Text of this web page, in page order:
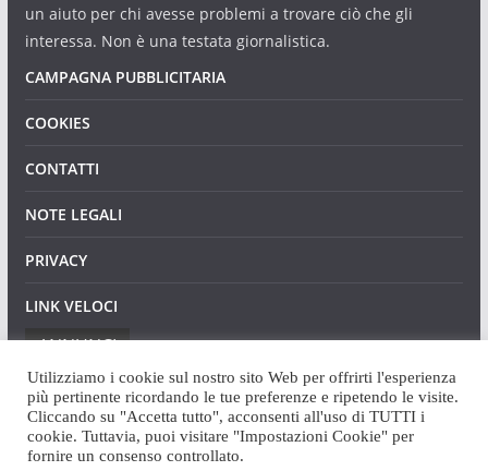
un aiuto per chi avesse problemi a trovare ciò che gli
interessa. Non è una testata giornalistica.
CAMPAGNA PUBBLICITARIA
COOKIES
CONTATTI
NOTE LEGALI
PRIVACY
LINK VELOCI
ANNUNCI
Utilizziamo i cookie sul nostro sito Web per offrirti l'esperienza
più pertinente ricordando le tue preferenze e ripetendo le visite.
Cliccando su "Accetta tutto", acconsenti all'uso di TUTTI i
cookie. Tuttavia, puoi visitare "Impostazioni Cookie" per
fornire un consenso controllato.